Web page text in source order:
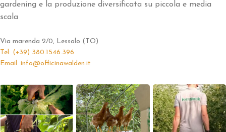
gardening e la produzione diversificata su piccola e media
scala
Via marenda 2/0, Lessolo (TO)
Tel: (+39) 380.1546.396
Email: info@officinawalden.it